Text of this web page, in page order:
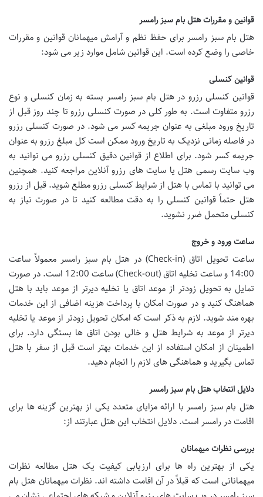
قوانین و مقررات هتل بام سبز رامسر
هتل بام سبز رامسر برای حفظ نظم و آرامش میهمانان قوانین و مقررات
خاصی را وضع کرده است. این قوانین شامل موارد زیر می شود:
قوانین کنسلی
قوانین کنسلی رزرو در هتل بام سبز رامسر بسته به زمان کنسلی و نوع
رزرو متفاوت است. به طور کلی در صورت کنسلی رزرو تا چند روز قبل از
تاریخ ورود مبلغی به عنوان جریمه کسر می شود. در صورت کنسلی رزرو
در فاصله زمانی نزدیک به تاریخ ورود ممکن است کل مبلغ رزرو به عنوان
جریمه کسر شود. برای اطلاع از قوانین دقیق کنسلی رزرو می توانید به
وب سایت رسمی هتل یا سایت های رزرو آنلاین مراجعه کنید. همچنین
می توانید با تماس با هتل از شرایط کنسلی رزرو مطلع شوید. قبل از رزرو
هتل حتماً قوانین کنسلی را به دقت مطالعه کنید تا در صورت نیاز به
کنسلی متحمل ضرر نشوید.
ساعت ورود و خروج
ساعت تحویل اتاق (Check-in) در هتل بام سبز رامسر معمولاً ساعت
14:00 و ساعت تخلیه اتاق (Check-out) ساعت 12:00 است. در صورت
تمایل به تحویل زودتر از موعد اتاق یا تخلیه دیرتر از موعد باید با هتل
هماهنگ کنید و در صورت امکان با پرداخت هزینه اضافی از این خدمات
بهره مند شوید. لازم به ذکر است که امکان تحویل زودتر از موعد یا تخلیه
دیرتر از موعد به شرایط هتل و خالی بودن اتاق ها بستگی دارد. برای
اطمینان از امکان استفاده از این خدمات بهتر است قبل از سفر با هتل
تماس بگیرید و هماهنگی های لازم را انجام دهید.
دلایل انتخاب هتل بام سبز رامسر
هتل بام سبز رامسر با ارائه مزایای متعدد یکی از بهترین گزینه ها برای
اقامت در رامسر است. دلایل انتخاب این هتل عبارتند از:
بررسی نظرات میهمانان
یکی از بهترین راه ها برای ارزیابی کیفیت یک هتل مطالعه نظرات
میهمانانی است که قبلاً در آن اقامت داشته اند. نظرات میهمانان هتل بام